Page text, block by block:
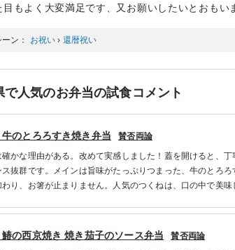
目もよく大変満足です、又お願いしたいとおもい
ン： お祝い › 還暦祝い
で人気のお弁当の試食コメント
のとろろすき焼き弁当
賛否両論
確かな理由がある。改めて実感しました！蓋を開けると、
ス抜群です。メインは旨味がたっぷりつまった、牛のとろ
り、お箸が止まりません。人気のつくねは、口の中で美
。全ての美味しさをすっと爽やかに包み一つの作品に仕上
の西京焼き 焼き茄子のソース弁当
賛否両論